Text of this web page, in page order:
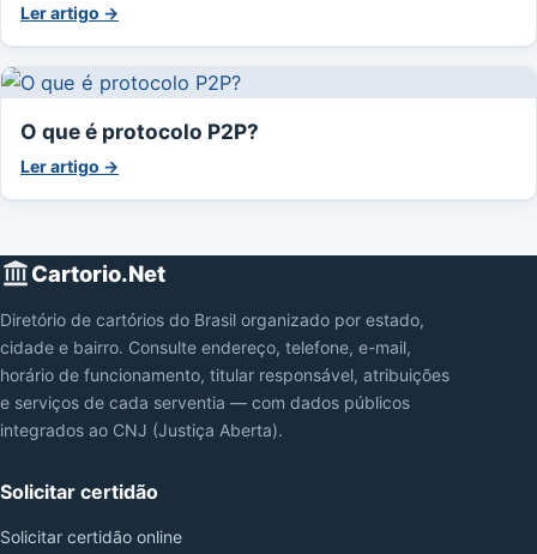
Ler artigo →
O que é protocolo P2P?
Ler artigo →
Cartorio.Net
Diretório de cartórios do Brasil organizado por estado,
cidade e bairro. Consulte endereço, telefone, e-mail,
horário de funcionamento, titular responsável, atribuições
e serviços de cada serventia — com dados públicos
integrados ao CNJ (Justiça Aberta).
Solicitar certidão
Solicitar certidão online